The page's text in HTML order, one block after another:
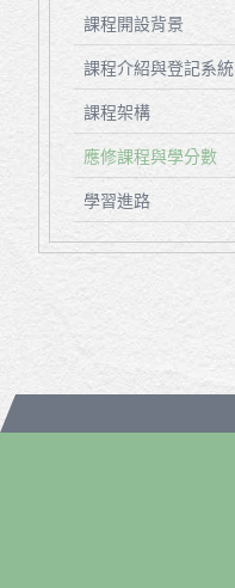
課程開設背景
課程介紹與登記系統
課程架構
應修課程與學分數
學習進路